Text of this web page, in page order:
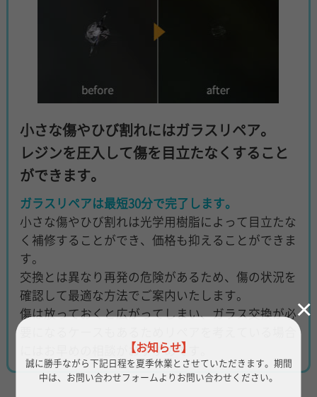
小さな傷やひび割れにはガラスリペア。
レジンを圧入して傷を目立たなくすること
ができます。
ガラスリペアは最短30分で完了します。
小さな傷やひび割れは光学用樹脂によって目立たな
く補修することができ、価格も抑えることができま
す。
交換とは異なり再発の危険があるため、傷の状況を
確認して最適な方法でご案内いたします。
傷は放っておくと広がってしまい、ガラス交換が必
にはお早めの相談がおすすめです。
【お知らせ】
誠に勝手ながら下記日程を夏季休業とさせていただきます。 期間
中は、お問い合わせフォームよりお問い合わせください。
×